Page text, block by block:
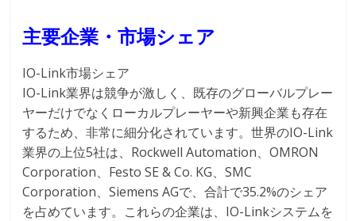
主要企業・市場シェア
IO-Link市場シェア
IO-Link業界は競争が激しく、既存のグローバルプレー
ヤーだけでなくローカルプレーヤーや新興企業も存在
するため、非常に細分化されています。世界のIO-Link
業界の上位5社は、Rockwell Automation、OMRON
Corporation、Festo SE & Co. KG、SMC
Corporation、Siemens AGで、合計で35.2%のシェア
を占めています。これらの企業は、IO-Linkシステムを